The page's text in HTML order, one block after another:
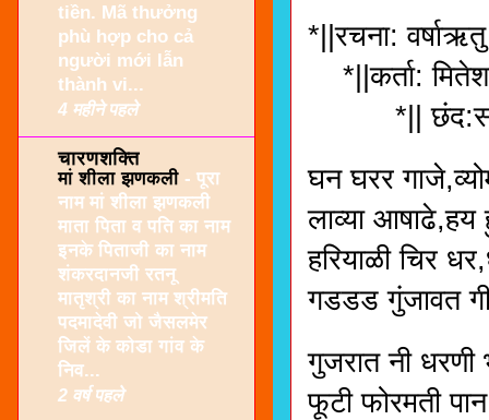
*||रचना:
*||कर्ता:
*||
घन घरर
लाव्या आषाढे,हय
हरियाळी चिर
गडडड गुंजावत
गुजरात नी धरणी
फूटी फोरमती
tiền. Mã thưởng
phù hợp cho cả
người mới lẫn
thành vi...
4 महीने पहले
चारणशक्ति
मां शीला झणकली - पूरा
नाम मां शीला झणकली
माता पिता व पति का नाम
इनके पिताजी का नाम
शंकरदानजी रतनू
मातृश्री का नाम श्रीमति
पदमादेवी जो जैसलमेर
जिलें के कोडा गांव के
निव...
2 वर्ष पहले